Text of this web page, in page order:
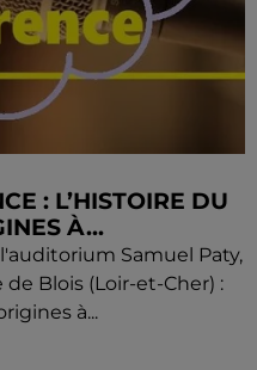
: L’HISTOIRE DU
À...
Samuel Paty,
Blois (Loir-et-Cher) :
à...